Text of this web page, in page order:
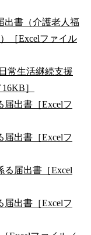
出書（介護老人福
［Excelファイル
常生活継続支援
］
届出書［Excelフ
届出書［Excelフ
る届出書［Excel
届出書［Excelフ